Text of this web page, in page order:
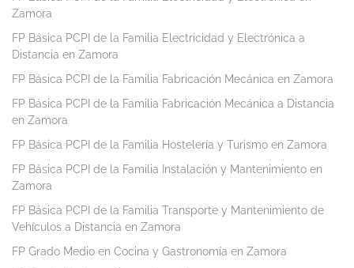
Zamora
FP Básica PCPI de la Familia Electricidad y Electrónica a
Distancia en Zamora
FP Básica PCPI de la Familia Fabricación Mecánica en Zamora
FP Básica PCPI de la Familia Fabricación Mecánica a Distancia
en Zamora
FP Básica PCPI de la Familia Hostelería y Turismo en Zamora
FP Básica PCPI de la Familia Instalación y Mantenimiento en
Zamora
FP Básica PCPI de la Familia Transporte y Mantenimiento de
Vehículos a Distancia en Zamora
FP Grado Medio en Cocina y Gastronomía en Zamora